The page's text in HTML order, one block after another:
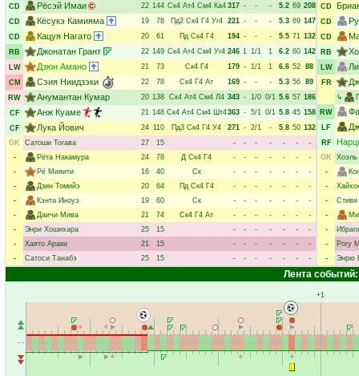
CD
Рёсэй Имаи 22 144 Ск4 Ат4 См4 Ка4 317 - - - 5.2 69 208
CD
Кёсукэ Камияма 19 78 Пд2 Ск4 Г4 Уг4 221 - - - 5.3 69 147
CD
Кацуя Нагато 20 61 Пд Ск4 Г4 194 - - - 5.5 71 132
RB
Джонатан Грант 22 149 Ск4 Ат4 См4 Уг4 246 1 1/1 1 6.2 60 142
LW
Дзюн Амано 21 73 Ск4 Г4 179 - 1/1 1 6.6 52 88
CM
Сэия Ниидзэки 22 78 Ск4 Г4 Ат 169 - - - 5.3 56 89
RW
Анумантан Кумар 20 138 Ск4 Ат4 См4 Л4 343 - 1/0 0/1 5.6 57 186
CF
Анж Куаме 21 148 Ск4 Ат4 См4 Шт4363 - 5/1 0/1 5.8 45 158
CF
Лука Йович 24 110 Пд3 Ск4 Г4 У4 271 - 2/1 - 5.8 50 132
GK
Сатоши Тогава 27 15 - - - - - -
-
-
Рёта Накамура 24 78 Д Ск4 Г4 - - - - - -
-
-
Рё Мияити 16 40 Ск - - - - - -
-
-
Дзин Томийэ 20 64 Пд Ск4 Г4 - - - - - -
-
-
Кэнта Иноуэ 19 60 Ск - - - - - -
-
-
Даичи Мива 21 74 Ск4 Г4 Ат - - - - - -
-
-
Энри Хошихара 25 15 - - - - - -
-
-
Хаято Араки 21 15 - - - - - -
-
-
Сатоси Танабэ 25 15 - - - - - - -
CD
CD
CD
RB
LW
FR
↳
RW
LF
RF
GK
Хоэль
-
-
-
-
-
-
Рогу
-
Энрю
Лента событий:
+1